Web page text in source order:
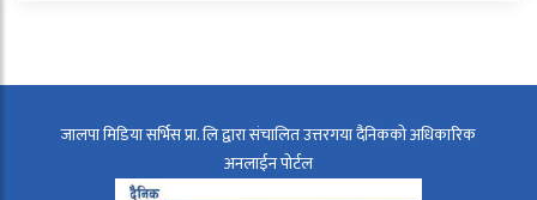
जालपा मिडिया सर्भिस प्रा. लि द्वारा संचालित उत्तरगया दैनिकको अधिकारिक
अनलाईन पोर्टल